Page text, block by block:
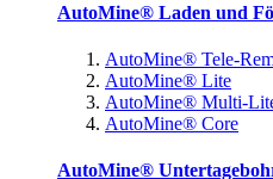
AutoMine® Laden und
AutoMine® Tele-
AutoMine® Lite
AutoMine® Multi-
AutoMine® Core
AutoMine®